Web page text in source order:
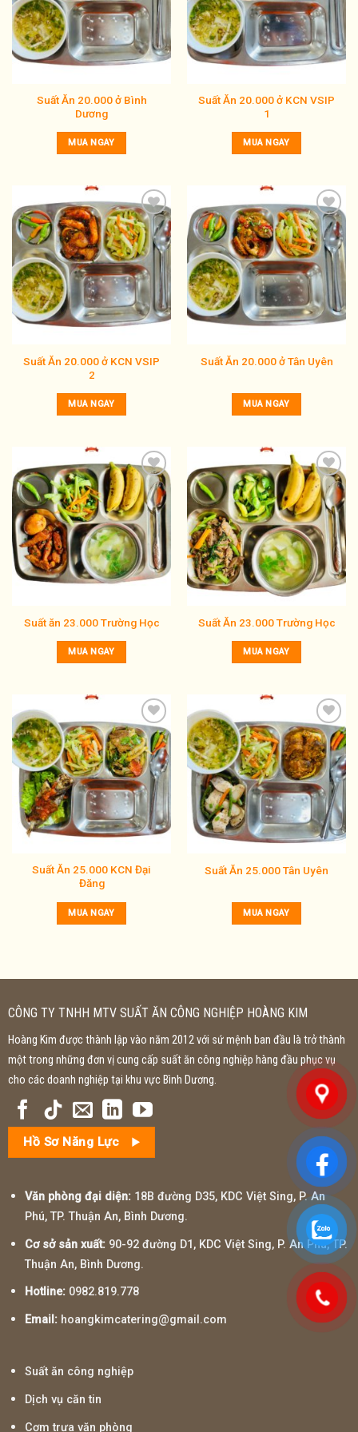
wishlist
Suất Ăn 20.000 ở Bình
Dương
MUA NGAY
wishlist
Suất Ăn 20.000 ở KCN VSIP
1
MUA NGAY
Add to
wishlist
Suất Ăn 20.000 ở KCN VSIP
2
MUA NGAY
Add to
wishlist
Suất Ăn 20.000 ở Tân Uyên
MUA NGAY
Add to
wishlist
Suất ăn 23.000 Trường Học
MUA NGAY
Add to
wishlist
Suất Ăn 23.000 Trường Học
MUA NGAY
Add to
wishlist
Suất Ăn 25.000 KCN Đại
Đăng
MUA NGAY
Add to
wishlist
Suất Ăn 25.000 Tân Uyên
MUA NGAY
CÔNG TY TNHH MTV SUẤT ĂN CÔNG NGHIỆP HOÀNG KIM
Hoàng Kim được thành lập vào năm 2012 với sứ mệnh ban đầu là trở thành
một trong những đơn vị cung cấp suất ăn công nghiệp hàng đầu phục vụ
cho các doanh nghiệp tại khu vực Bình Dương.
Hồ Sơ Năng Lực
Văn phòng đại diện: 18B đường D35, KDC Việt Sing, P. An
Phú, TP. Thuận An, Bình Dương.
Cơ sở sản xuất:90-92 đường D1, KDC Việt Sing, P. An Phú, TP.
Thuận An, Bình Dương.
Hotline: 0982.819.778
Email: hoangkimcatering@gmail.com
Suất ăn công nghiệp
Dịch vụ căn tin
Cơm trưa văn phòng